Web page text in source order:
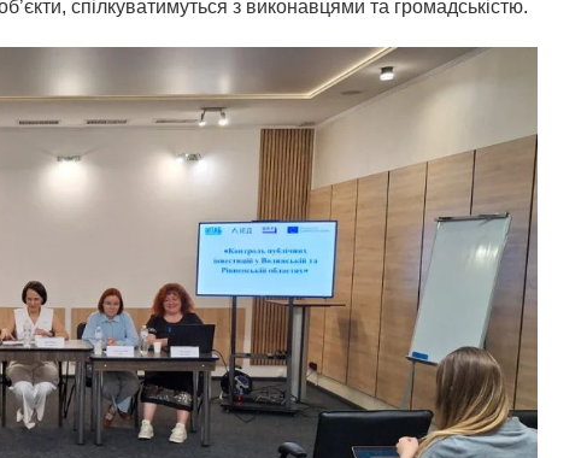
спілкуватимуться з виконавцями та громадськістю.